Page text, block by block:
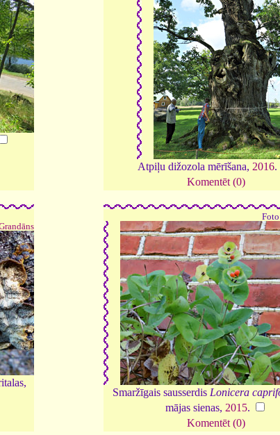
Atpiļu dižozola mērīšana, 2016.
Komentēt (0)
Smaržīgais sausserdis Lonicera
mājas sienas, 2015.
Komentēt (0)